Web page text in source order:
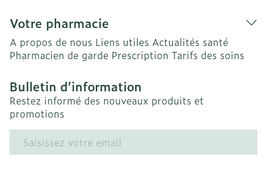
Votre pharmacie
A propos de nous Liens utiles Actualités santé
Pharmacien de garde Prescription Tarifs des soins
Bulletin d’information
Restez informé des nouveaux produits et
promotions
Adresse mail